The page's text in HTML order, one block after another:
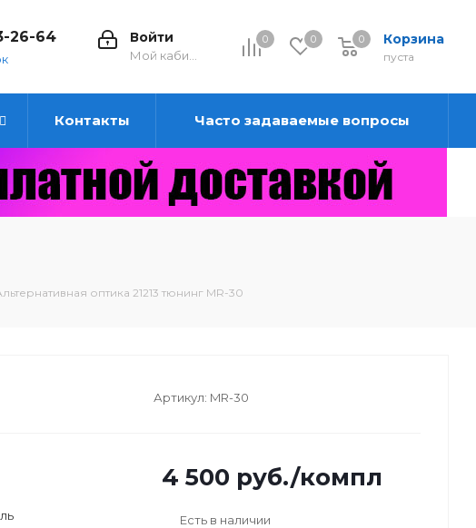
0 0 Корзина
0
пуста
0
Войти
26-64
Контакты Часто задаваемые вопросы
оптика 21213 тюнинг MR-30
Артикул: MR-30
4 500 руб./компл
Есть в наличии